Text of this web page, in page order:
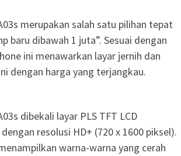
merupakan salah satu pilihan tepat
baru dibawah 1 juta”. Sesuai dengan
ini menawarkan layar jernih dan
dengan harga yang terjangkau.
dibekali layar PLS TFT LCD
resolusi HD+ (720 x 1600 piksel).
warna-warna yang cerah